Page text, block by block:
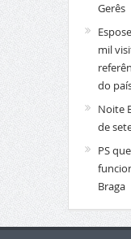
Gerês
mil
do
Noite
de
PS
Braga